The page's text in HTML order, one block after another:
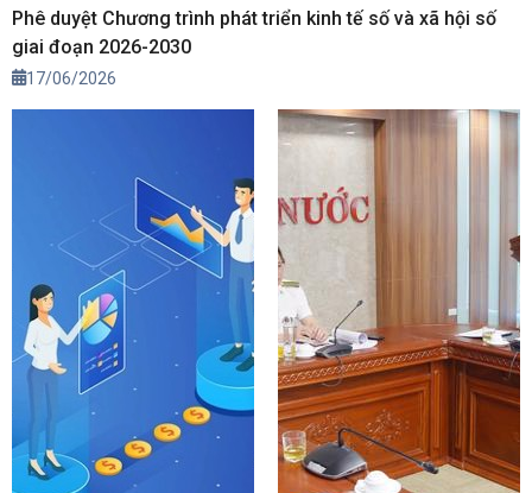
Phê duyệt Chương trình phát triển kinh tế số và xã hội số
giai đoạn 2026-2030
17/06/2026